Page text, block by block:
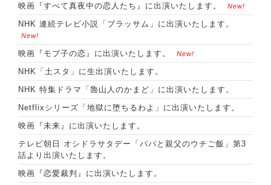
映画『すべて真夜中の恋人たち』に出演いたします。 New!
NHK 連続テレビ小説「ブラッサム」に出演いたします。
New!
映画『モブ子の恋』に出演いたします。 New!
NHK「土スタ」に生出演いたします。
NHK 特集ドラマ「魯山人のかまど」に出演いたします。
Netflixシリーズ「地獄に堕ちるわよ」に出演いたします。
映画『未来』に出演いたします。
テレビ朝日 オシドラサタデー「パパと親父のウチご飯」第3
話より出演いたします。
映画『恋愛裁判』に出演いたします。